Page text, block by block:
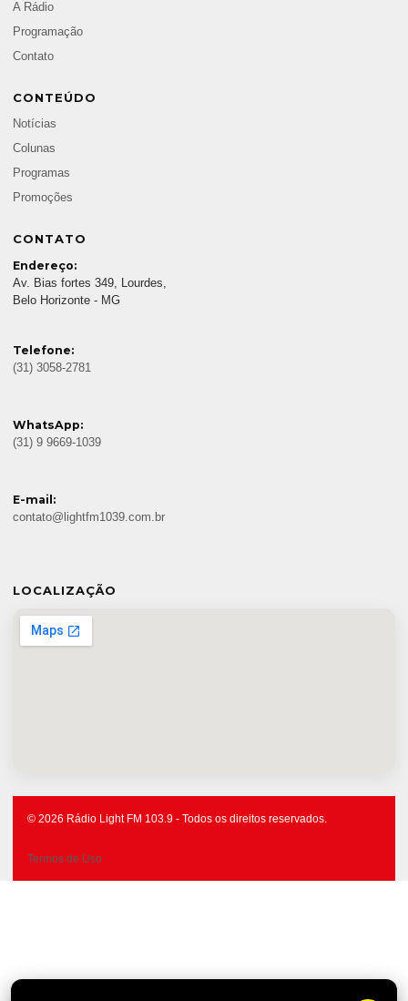
A Rádio
Programação
Contato
CONTEÚDO
Notícias
Colunas
Programas
Promoções
CONTATO
Endereço:
Av. Bias fortes 349, Lourdes,
Belo Horizonte - MG
Telefone:
(31) 3058-2781
WhatsApp:
(31) 9 9669-1039
E-mail:
contato@lightfm1039.com.br
LOCALIZAÇÃO
© 2026 Rádio Light FM 103.9 - Todos os direitos reservados.
Termos de Uso